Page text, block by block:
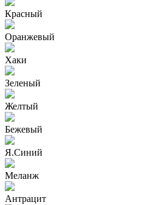
Красный
Оранжевый
Хаки
Зеленый
Желтый
Бежевый
Я.Синий
Меланж
Антрацит